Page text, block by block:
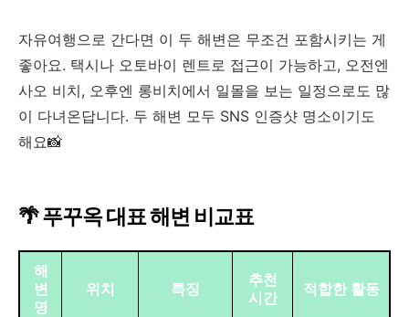
자유여행으로 간다면 이 두 해변은 무조건 포함시키는 게
좋아요. 택시나 오토바이 렌트로 접근이 가능하고, 오전엔
사오 비치, 오후엔 롱비치에서 일몰을 보는 일정으로도 많
이 다녀온답니다. 두 해변 모두 SNS 인증샷 명소이기도
해요📸
🌴 푸꾸옥 대표 해변 비교표
해
변
명
위치 특징
추천
시간
적합한 활동